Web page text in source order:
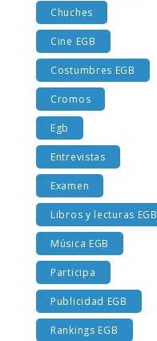
Chuches
Cine EGB
Costumbres EGB
Cromos
Egb
Entrevistas
Examen
Libros y lecturas EGB
Música EGB
Participa
Publicidad EGB
Rankings EGB